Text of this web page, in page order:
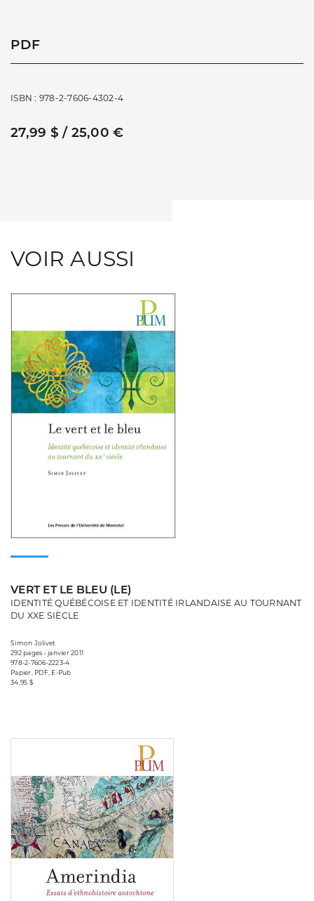
PDF
ISBN : 978-2-7606-4302-4
27,99 $ / 25,00 €
VOIR AUSSI
VERT ET LE BLEU (LE)
IDENTITÉ QUÉBÉCOISE ET IDENTITÉ IRLANDAISE AU TOURNANT
DU XXE SIÈCLE
Simon Jolivet
292 pages • janvier 2011
978-2-7606-2223-4
Papier, PDF, E-Pub
34,95 $